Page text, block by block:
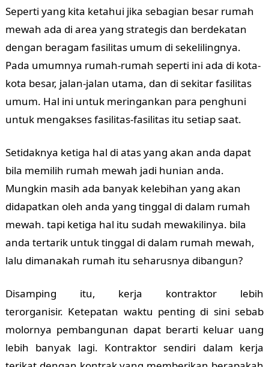
Seperti yang kita ketahui jika sebagian besar rumah
mewah ada di area yang strategis dan berdekatan
dengan beragam fasilitas umum di sekelilingnya.
Pada umumnya rumah-rumah seperti ini ada di kota-
kota besar, jalan-jalan utama, dan di sekitar fasilitas
umum. Hal ini untuk meringankan para penghuni
untuk mengakses fasilitas-fasilitas itu setiap saat.
Setidaknya ketiga hal di atas yang akan anda dapat
bila memilih rumah mewah jadi hunian anda.
Mungkin masih ada banyak kelebihan yang akan
didapatkan oleh anda yang tinggal di dalam rumah
mewah. tapi ketiga hal itu sudah mewakilinya. bila
anda tertarik untuk tinggal di dalam rumah mewah,
lalu dimanakah rumah itu seharusnya dibangun?
Disamping itu, kerja kontraktor lebih
terorganisir. Ketepatan waktu penting di sini sebab
molornya pembangunan dapat berarti keluar uang
lebih banyak lagi. Kontraktor sendiri dalam kerja